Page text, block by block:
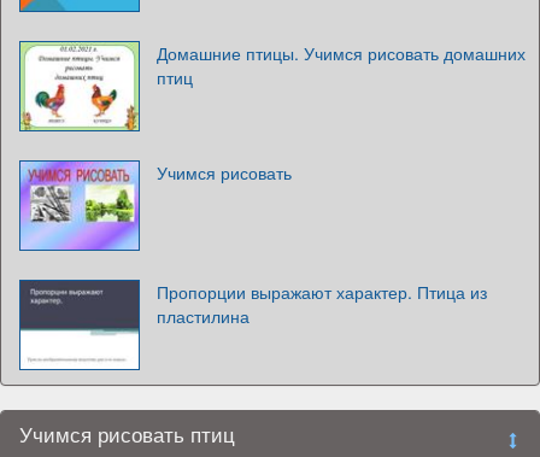
Домашние птицы. Учимся рисовать домашних
птиц
Учимся рисовать
Пропорции выражают характер. Птица из
пластилина
Учимся рисовать птиц